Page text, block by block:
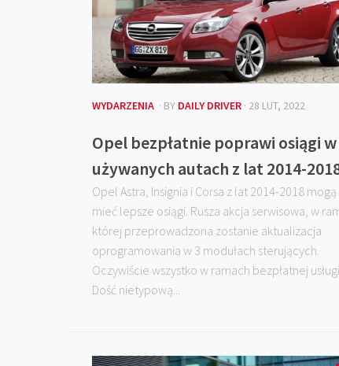
WYDARZENIA · BY DAILY DRIVER · 28 LUT, 2022
Opel bezpłatnie poprawi osiągi w
używanych autach z lat 2014-
Opel Astra, Insignia i Corsa z lat 2014-2018 mogą
mieć lepsze osiągi. Rusza akcja serwisowa, w
której przeprowadzona zostanie aktualizacja
oprogramowania w 3 modułach sterujących.
Oczywiście wszystko w ramach bezpłatnej usługi.
Dość nietypową...